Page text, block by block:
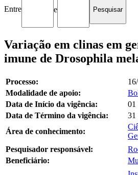
Entre e
Variação em clinas em
imune de Drosophila
Processo:
Modalidade de apoio:
Data de Início da vigência:
01
Data de Término da vigência:
31
Área de conhecimento:
Pesquisador responsável:
Beneficiário: